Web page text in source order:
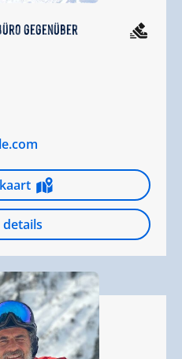
gegenüber